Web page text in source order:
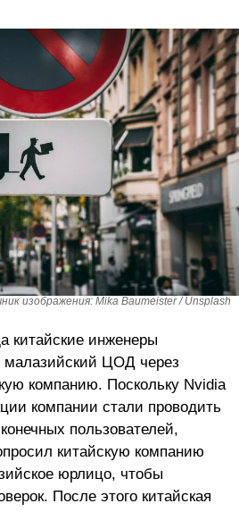
изображения: Mika Baumeister / Unsplash
китайские инженеры
ЦОД через
компанию. Поскольку Nvidia
компании стали проводить
пользователей,
китайскую компанию
юрлицо, чтобы
После этого китайская